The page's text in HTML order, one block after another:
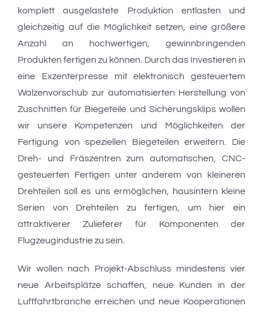
komplett ausgelastete Produktion entlasten und
gleichzeitig auf die Möglichkeit setzen, eine größere
Anzahl an hochwertigen, gewinnbringenden
Produkten fertigen zu können. Durch das Investieren in
eine Exzenterpresse mit elektronisch gesteuertem
Walzenvorschub zur automatisierten Herstellung von
Zuschnitten für Biegeteile und Sicherungsklips wollen
wir unsere Kompetenzen und Möglichkeiten der
Fertigung von speziellen Biegeteilen erweitern. Die
Dreh- und Fräszentren zum automatischen, CNC-
gesteuerten Fertigen unter anderem von kleineren
Drehteilen soll es uns ermöglichen, hausintern kleine
Serien von Drehteilen zu fertigen, um hier ein
attraktiverer Zulieferer für Komponenten der
Flugzeugindustrie zu sein.
Wir wollen nach Projekt-Abschluss mindestens vier
neue Arbeitsplätze schaffen, neue Kunden in der
Luftfahrtbranche erreichen und neue Kooperationen